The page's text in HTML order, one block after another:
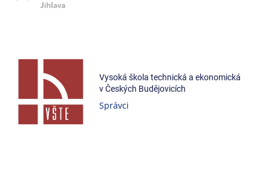
Vysoká škola technická a ekonomická
v Českých Budějovicích
Správci